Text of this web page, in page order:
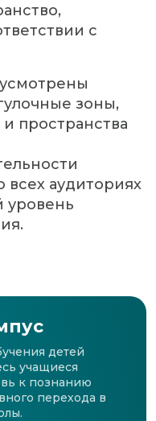
с
зоны,
пространства
всех аудиториях
уровень
детей
учащиеся
к познанию
перехода в